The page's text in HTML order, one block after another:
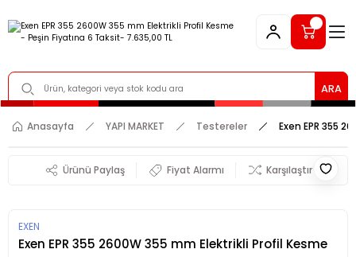
ARA
Anasayfa YAPI MARKET Testereler Exen EPR 355
Ürünü Paylaş Fiyat Alarmı Karşılaştır
EXEN
Exen EPR 355 2600W 355 mm Elektrikli Profil Kesme